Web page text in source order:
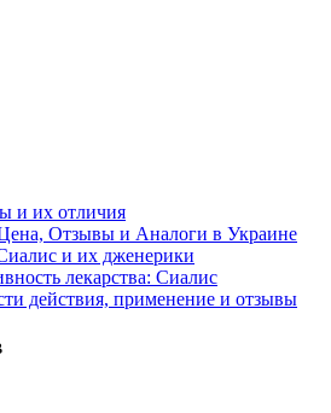
и их отличия
Отзывы и Аналоги в Украине
и их дженерики
лекарства: Сиалис
действия, применение и отзывы